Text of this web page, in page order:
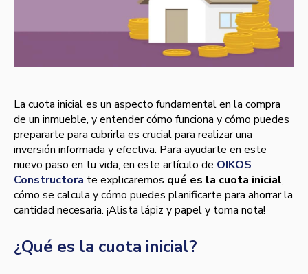
La cuota inicial es un aspecto fundamental en la compra
de un inmueble, y entender cómo funciona y cómo puedes
prepararte para cubrirla es crucial para realizar una
inversión informada y efectiva. Para ayudarte en este
nuevo paso en tu vida, en este artículo de OIKOS
Constructora te explicaremos qué es la cuota inicial,
cómo se calcula y cómo puedes planificarte para ahorrar la
cantidad necesaria. ¡Alista lápiz y papel y toma nota!
¿Qué es la cuota inicial?